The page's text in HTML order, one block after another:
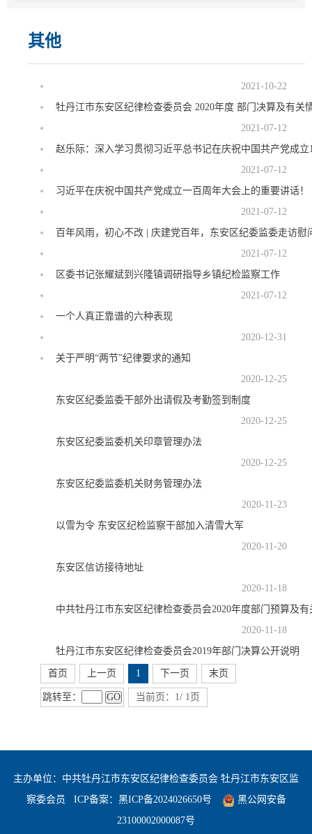
其他
2021-10-22
牡丹江市东安区纪律检查委员会 2020年度 部门决算及有关
2021-07-12
2021-07-12
习近平在庆祝中国共产党成立一百周年大会上的重要讲话！
2021-07-12
百年风雨，初心不改 | 庆建党百年，东安区纪委监委走访慰
2021-07-12
区委书记张耀斌到兴隆镇调研指导乡镇纪检监察工作
2021-07-12
一个人真正靠谱的六种表现
2020-12-31
关于严明“两节”纪律要求的通知
2020-12-25
东安区纪委监委干部外出请假及考勤签到制度
2020-12-25
东安区纪委监委机关印章管理办法
2020-12-25
东安区纪委监委机关财务管理办法
2020-11-23
以雪为令 东安区纪检监察干部加入清雪大军
2020-11-20
东安区信访接待地址
2020-11-18
中共牡丹江市东安区纪律检查委员会2020年度部门预算及有
2020-11-18
牡丹江市东安区纪律检查委员会2019年部门决算公开说明
首页 上一页 1 下一页 末页
跳转至： GO 当前页：1/ 1页
主办单位：中共牡丹江市东安区纪律检查委员会 牡丹江市东安区监
察委会员 ICP备案： 黑ICP备2024026650号
黑公网安备
23100002000087号